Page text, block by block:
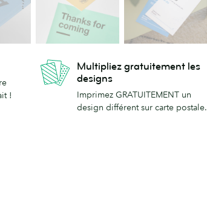
!
Multipliez gratuitement les
designs
Imprimez GRATUITEMENT un
design différent sur carte postale.